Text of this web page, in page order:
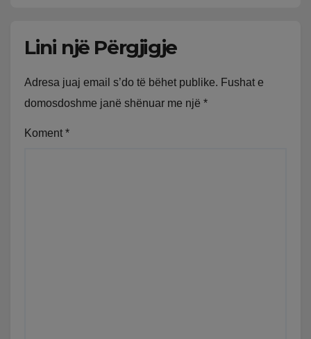
Lini një Përgjigje
Adresa juaj email s’do të bëhet publike. Fushat e
domosdoshme janë shënuar me një *
Koment *